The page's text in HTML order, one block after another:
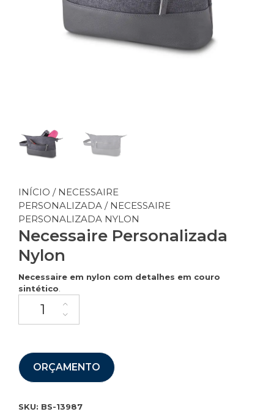
INÍCIO / NECESSAIRE
PERSONALIZADA / NECESSAIRE
PERSONALIZADA NYLON
Necessaire Personalizada
Nylon
Necessaire em nylon com detalhes em couro
sintético
ORÇAMENTO
SKU: BS-13987